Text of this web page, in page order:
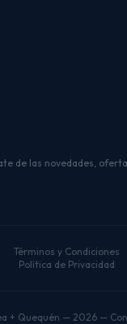
de las novedades,
Términos y Condiciones
Política de Privacidad
+ Quequén — 2026 —